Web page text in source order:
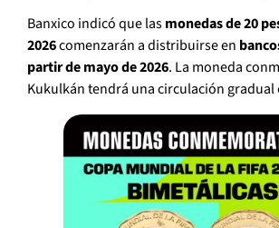
Banxico indicó que lasmonedas de 20
2026comenzarán a distribuirse en
partir de mayo de 2026. La moneda
Kukulkán tendrá una circulación gradual